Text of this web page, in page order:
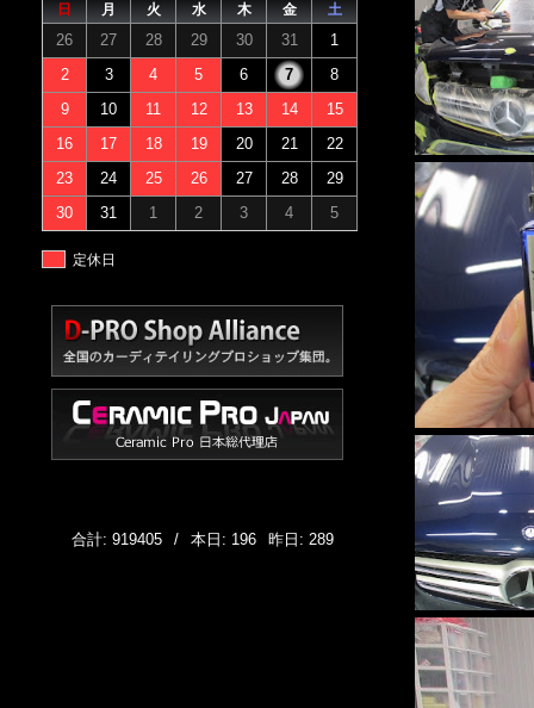
日 月 火 水 木 金 土
26 27 28 29 30 31
1
2
3 4 5 6 7
8
9
10 11 12 13 14
15
16
17 18 19 20 21
22
23
24 25 26 27 28
29
30
31 1 2 3 4 5
定休日
合計: 919405 / 本日: 196 昨日: 289